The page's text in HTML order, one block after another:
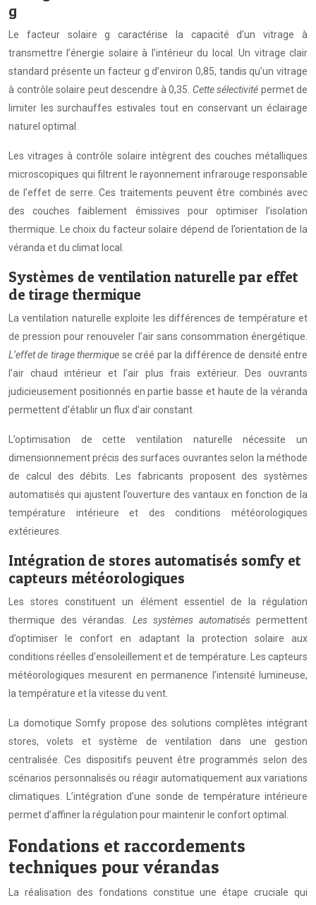
g
Le facteur solaire g caractérise la capacité d’un vitrage à
transmettre l’énergie solaire à l’intérieur du local. Un vitrage clair
standard présente un facteur g d’environ 0,85, tandis qu’un vitrage
à contrôle solaire peut descendre à 0,35. Cette sélectivité permet de
limiter les surchauffes estivales tout en conservant un éclairage
naturel optimal.
Les vitrages à contrôle solaire intègrent des couches métalliques
microscopiques qui filtrent le rayonnement infrarouge responsable
de l’effet de serre. Ces traitements peuvent être combinés avec
des couches faiblement émissives pour optimiser l’isolation
thermique. Le choix du facteur solaire dépend de l’orientation de la
véranda et du climat local.
Systèmes de ventilation naturelle par effet
de tirage thermique
La ventilation naturelle exploite les différences de température et
de pression pour renouveler l’air sans consommation énergétique.
L’effet de tirage thermique se créé par la différence de densité entre
l’air chaud intérieur et l’air plus frais extérieur. Des ouvrants
judicieusement positionnés en partie basse et haute de la véranda
permettent d’établir un flux d’air constant.
L’optimisation de cette ventilation naturelle nécessite un
dimensionnement précis des surfaces ouvrantes selon la méthode
de calcul des débits. Les fabricants proposent des systèmes
automatisés qui ajustent l’ouverture des vantaux en fonction de la
température intérieure et des conditions météorologiques
extérieures.
Intégration de stores automatisés somfy et
capteurs météorologiques
Les stores constituent un élément essentiel de la régulation
thermique des vérandas. Les systèmes automatisés permettent
d’optimiser le confort en adaptant la protection solaire aux
conditions réelles d’ensoleillement et de température. Les capteurs
météorologiques mesurent en permanence l’intensité lumineuse,
la température et la vitesse du vent.
La domotique Somfy propose des solutions complètes intégrant
stores, volets et système de ventilation dans une gestion
centralisée. Ces dispositifs peuvent être programmés selon des
scénarios personnalisés ou réagir automatiquement aux variations
climatiques. L’intégration d’une sonde de température intérieure
permet d’affiner la régulation pour maintenir le confort optimal.
Fondations et raccordements
techniques pour vérandas
La réalisation des fondations constitue une étape cruciale qui